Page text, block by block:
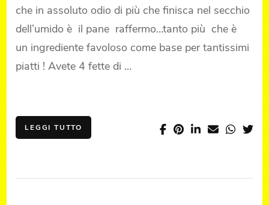
che in assoluto odio di più che finisca nel secchio
dell’umido è il pane raffermo…tanto più che è
un ingrediente favoloso come base per tantissimi
piatti ! Avete 4 fette di …
LEGGI TUTTO